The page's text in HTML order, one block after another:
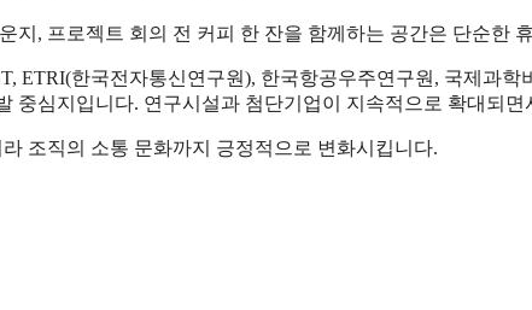
지, 프로젝트 회의 전 커피 한 잔을 함께하는 공간은 단순한
ETRI(한국전자통신연구원), 한국항공우주연구원, 국제과
중심지입니다. 연구시설과 첨단기업이 지속적으로 확대되
조직의 소통 문화까지 긍정적으로 변화시킵니다.